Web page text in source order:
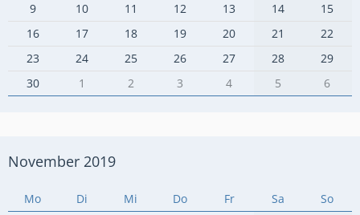
9
10 11 12 13 14
15
16
17 18 19 20 21
22
23
24 25 26 27 28
29
30
1 2 3 4 5 6
November 2019
Mo Di Mi Do Fr Sa
So